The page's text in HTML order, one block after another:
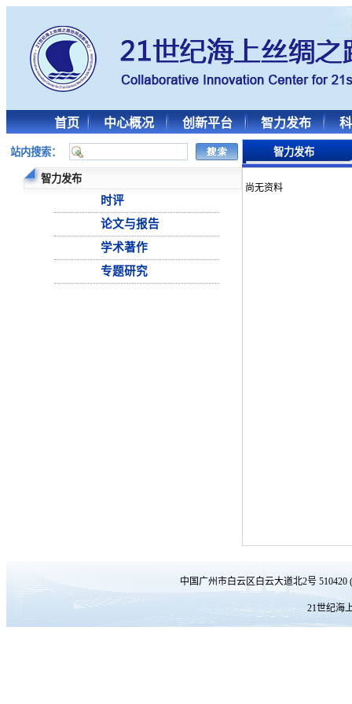
首页 中心概况 创新平台 智力发布
站内搜索：
智力发布
时评
论文与报告
学术著作
专题研究
智力发布
尚无资料
中国广州市白云区白云大道北2号
21世纪海